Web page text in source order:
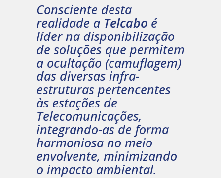
Consciente desta
realidade a Telcabo é
líder na disponibilização
de soluções que permitem
a ocultação (camuflagem)
das diversas infra-
estruturas pertencentes
às estações de
Telecomunicações,
integrando-as de forma
harmoniosa no meio
envolvente, minimizando
o impacto ambiental.